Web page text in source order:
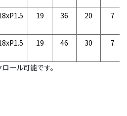
19 36 20 7
19 46 30 7
ール可能です。